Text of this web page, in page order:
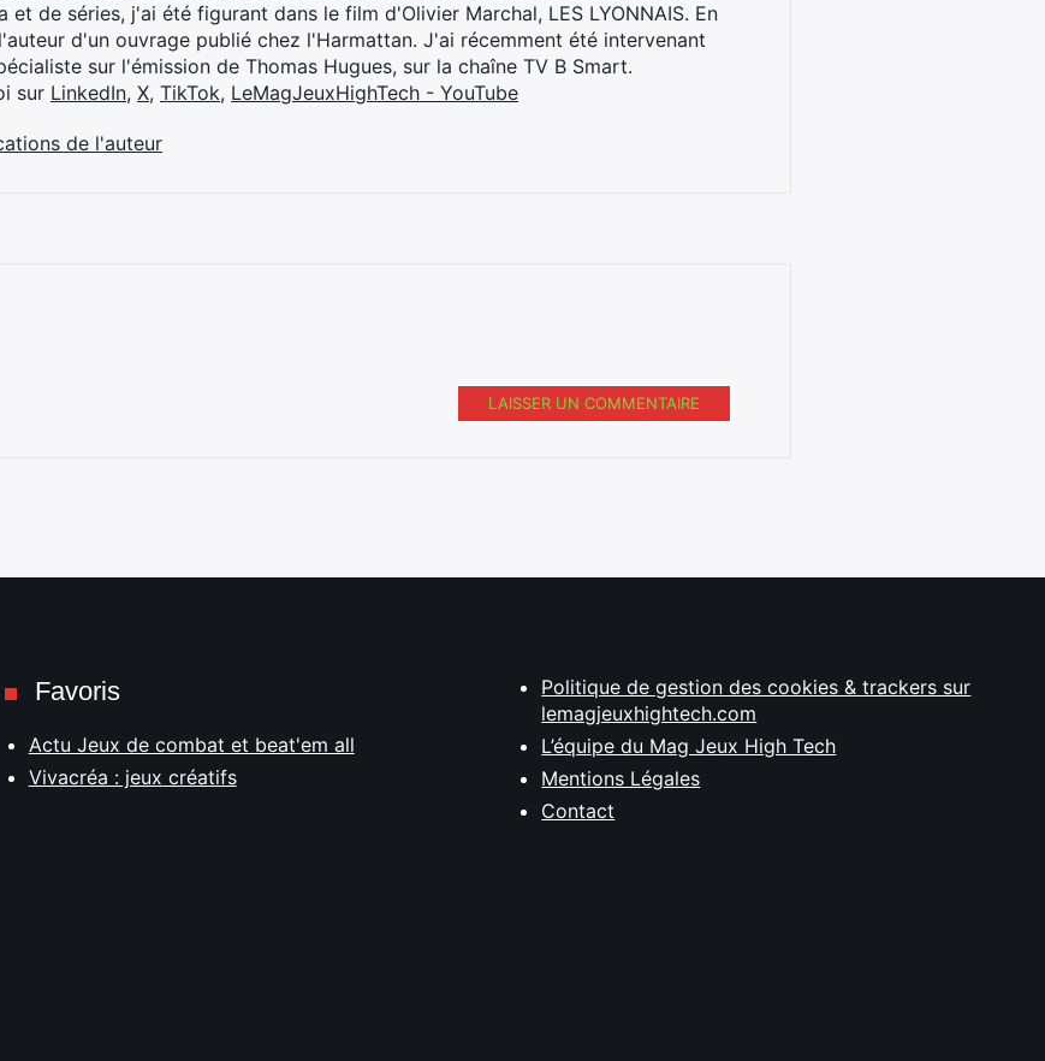
et de séries, j'ai été figurant dans le film d'Olivier Marchal, LES LYONNAIS. En
d'un ouvrage publié chez l'Harmattan. J'ai récemment été intervenant
sur l'émission de Thomas Hugues, sur la chaîne TV B Smart.
sur LinkedIn, X, TikTok, LeMagJeuxHighTech - YouTube
de l'auteur
LAISSER UN COMMENTAIRE
Favoris
Actu Jeux de combat et beat'em all
Vivacréa : jeux créatifs
Politique de gestion des cookies & trackers sur
lemagjeuxhightech.com
L’équipe du Mag Jeux High Tech
Mentions Légales
Contact